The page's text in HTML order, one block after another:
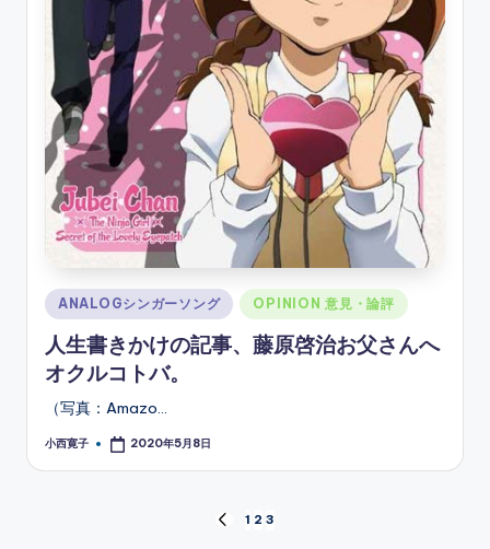
Posted
in
ANALOGシンガーソング OPINION 意見・論評
人生書きかけの記事、藤原啓治お父さんへ
オクルコトバ。
（写真：Amazo…
Posted
小西寛子 2020年5月8日
PREVIOUS
1 2 3